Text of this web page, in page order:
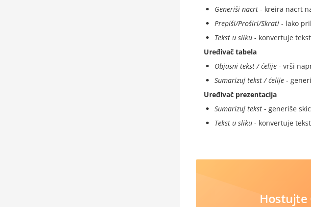
Generiši nacrt - kreira nacrt
Prepiši/Proširi/Skrati - lako
Tekst u sliku - konvertuje
Uređivač tabela
Objasni tekst / ćelije - vrši
Sumarizuj tekst / ćelije -
Uređivač prezentacija
Sumarizuj tekst - generiše
Tekst u sliku - konvertuje
Hostujte